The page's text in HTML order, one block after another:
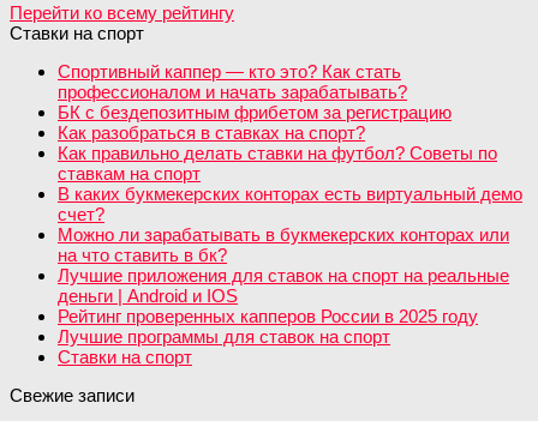
Перейти ко всему рейтингу
Ставки на спорт
Спортивный каппер — кто это? Как стать
профессионалом и начать зарабатывать?
БК с бездепозитным фрибетом за регистрацию
Как разобраться в ставках на спорт?
Как правильно делать ставки на футбол? Советы по
ставкам на спорт
В каких букмекерских конторах есть виртуальный демо
счет?
Можно ли зарабатывать в букмекерских конторах или
на что ставить в бк?
Лучшие приложения для ставок на спорт на реальные
деньги | Android и IOS
Рейтинг проверенных капперов России в 2025 году
Лучшие программы для ставок на спорт
Ставки на спорт
Свежие записи